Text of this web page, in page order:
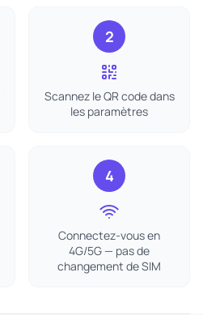
2
Scannez le QR code dans
les paramètres
4
Connectez-vous en
4G/5G — pas de
changement de SIM